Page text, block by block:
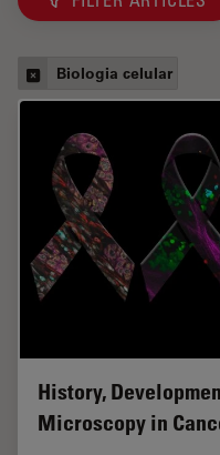
Biologia celular
History,
Microscopy in